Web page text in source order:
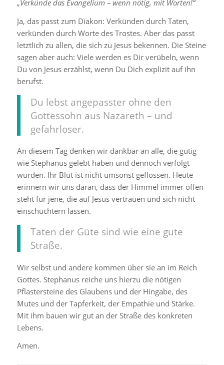
„Verkünde das Evangelium – wenn nötig, mit Worten!“
Ja, das passt zum Diakon: Verkünden durch Taten,
verkünden durch Worte des Trostes. Aber das passt
letztlich zu allen, die sich zu Jesus bekennen. Die Steine
sagen aber auch: Viele werden es Dir verübeln, wenn
Du von Jesus erzählst, wenn Du Dich explizit auf ihn
berufst.
Du lebst angepasster ohne den
Gottessohn aus Nazareth – und
gefahrloser.
An diesem Tag denken wir dankbar an alle, die gütig
wie Stephanus gelebt haben und dennoch verfolgt
wurden. Ihr Blut ist nicht umsonst geflossen. Heute
erinnern wir uns daran, dass der Himmel immer offen
steht für jene, die auf Jesus vertrauen und sich nicht
einschüchtern lassen.
Taten der Güte sind wie eine gute
Straße.
Wir selbst und andere kommen über sie an im Reich
Gottes. Stephanus reiche uns hierzu die nötigen
Pflastersteine des Glaubens und der Hingabe, des
Mutes und der Tapferkeit, der Empathie und Stärke.
Mit ihm bauen wir gut an der Straße des konkreten
Lebens.
Amen.